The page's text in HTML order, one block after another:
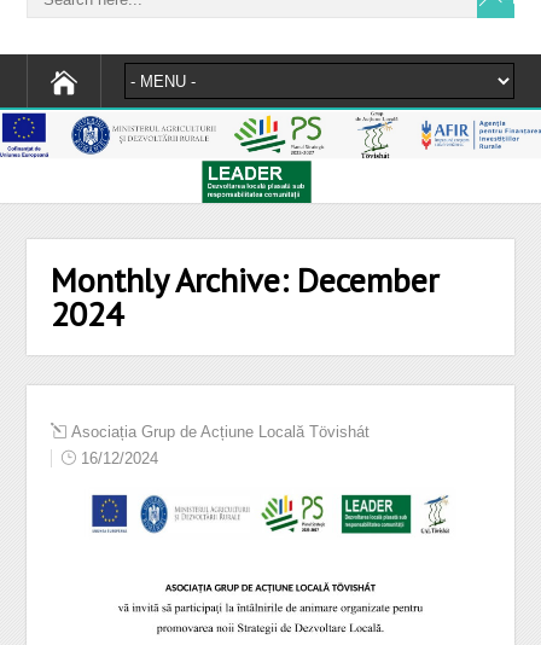
Monthly Archive: December
2024
Asociația Grup de Acțiune Locală Tövishát
16/12/2024